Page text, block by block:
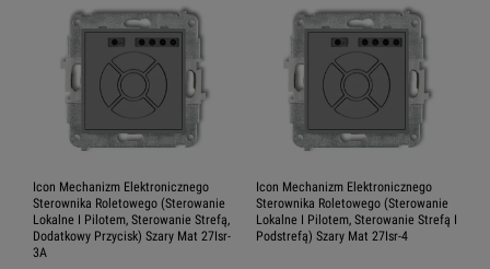
Icon Mechanizm Elektronicznego
Sterownika Roletowego (Sterowanie
Lokalne I Pilotem, Sterowanie Strefą,
Dodatkowy Przycisk) Szary Mat 27Isr-
3A
Icon Mechanizm Elektronicznego
Sterownika Roletowego (Sterowanie
Lokalne I Pilotem, Sterowanie Strefą I
Podstrefą) Szary Mat 27Isr-4